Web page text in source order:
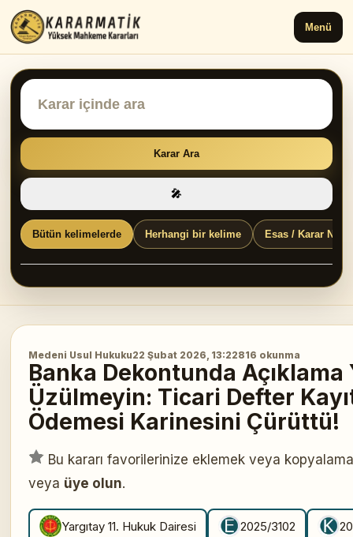
Menü
Karar Ara
🎤
Bütün kelimelerde Herhangi bir kelime Esas / Karar No
Medeni Usul Hukuku22 Şubat 2026, 13:22816 okunma
Banka Dekontunda Açıklama
Üzülmeyin: Ticari Defter
Ödemesi Karinesini Çürüttü!
Bu kararı favorilerinize eklemek veya
veya üye olun.
Yargıtay 11. Hukuk Dairesi 2025/3102